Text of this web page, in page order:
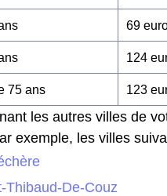
69
124
75 ans 123
les autres villes de
exemple, les villes
Thibaud-De-Couz